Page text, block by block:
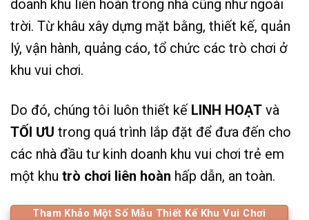
doanh khu liên hoàn trong nhà cũng như ngoài
trời. Từ khâu xây dựng mặt bằng, thiết kế, quản
lý, vận hành, quảng cáo, tổ chức các trò chơi ở
khu vui chơi.
Do đó, chúng tôi luôn thiết kế LINH HOẠT và
TỐI ƯU trong quá trình lắp đặt để đưa đến cho
các nhà đầu tư kinh doanh khu vui chơi trẻ em
một khu trò chơi liên hoàn hấp dẫn, an toàn.
Tham Khảo Một Số Mẫu Thiết Kế Khu Vui Chơi